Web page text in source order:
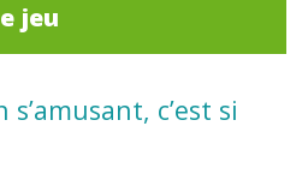
jeu
c’est si